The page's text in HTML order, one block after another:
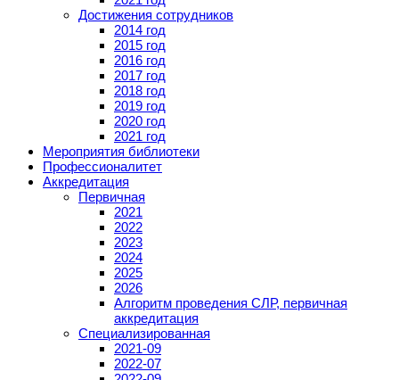
Достижения сотрудников
2014 год
2015 год
2016 год
2017 год
2018 год
2019 год
2020 год
2021 год
Мероприятия библиотеки
Профессионалитет
Аккредитация
Первичная
2021
2022
2023
2024
2025
2026
Алгоритм проведения СЛР, первичная
аккредитация
Специализированная
2021-09
2022-07